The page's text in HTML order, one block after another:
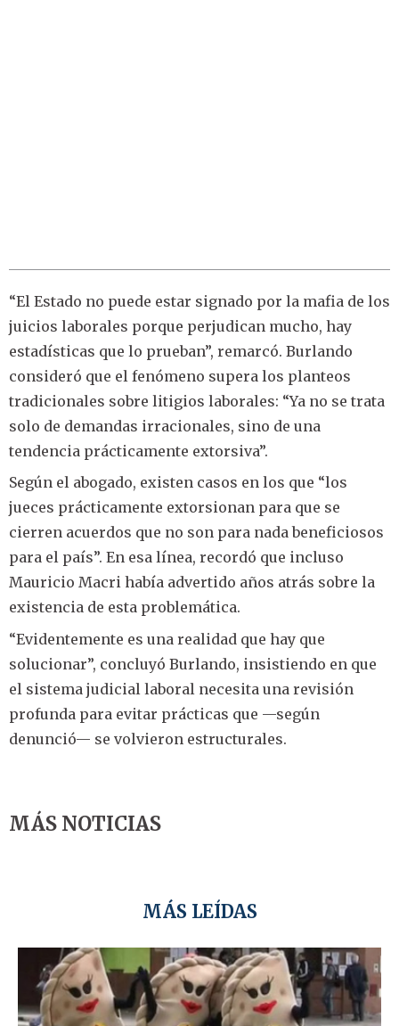
“El Estado no puede estar signado por la mafia de los
juicios laborales porque perjudican mucho, hay
estadísticas que lo prueban”, remarcó. Burlando
consideró que el fenómeno supera los planteos
tradicionales sobre litigios laborales: “Ya no se trata
solo de demandas irracionales, sino de una
tendencia prácticamente extorsiva”.
Según el abogado, existen casos en los que “los
jueces prácticamente extorsionan para que se
cierren acuerdos que no son para nada beneficiosos
para el país”. En esa línea, recordó que incluso
Mauricio Macri había advertido años atrás sobre la
existencia de esta problemática.
“Evidentemente es una realidad que hay que
solucionar”, concluyó Burlando, insistiendo en que
el sistema judicial laboral necesita una revisión
profunda para evitar prácticas que —según
denunció— se volvieron estructurales.
MÁS NOTICIAS
MÁS LEÍDAS